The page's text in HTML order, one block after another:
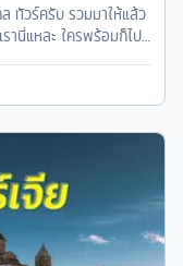
ทัวร์ครับ รวมมาให้แล้ว
รานี่แหละ ใครพร้อมก็ไป